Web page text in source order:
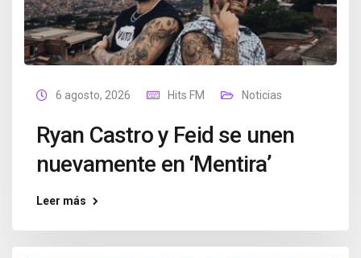
6 agosto, 2026 Hits FM Noticias
Ryan Castro y Feid se unen
nuevamente en ‘Mentira’
Leer más